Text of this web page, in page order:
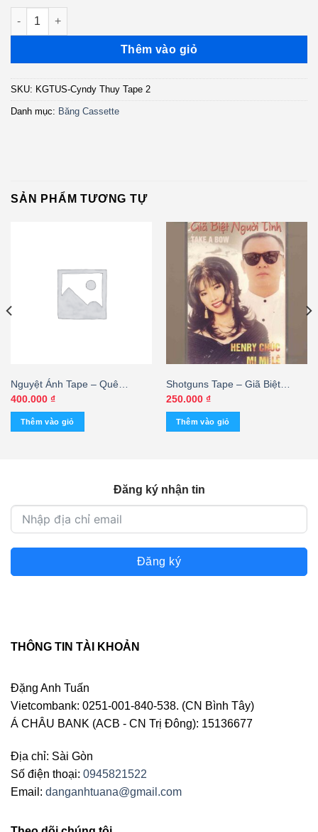
Cyndy Thủy Tape 2 - Đêm Thấy Ta Là Thác Đổ (KGTUS) số
Thêm vào giỏ
SKU: KGTUS-Cyndy Thuy Tape 2
Danh mục: Băng Cassette
SẢN PHẨM TƯƠNG TỰ
Nguyệt Ánh Tape – Quê
Hương Nhạc Tuyển 2 – Mình
Ơi Đưa Em Về Quê Hương
(KGTUS)
400.000 ₫
Thêm vào giỏ
Shotguns Tape – Giã Biệt
Người Tình – Henry Chúc – Mi
Mi Lê (KGMG)
250.000 ₫
Thêm vào giỏ
Đăng ký nhận tin
Đăng ký
THÔNG TIN TÀI KHOẢN
Đặng Anh Tuấn
Vietcombank: 0251-001-840-538. (CN Bình Tây)
Á CHÂU BANK (ACB - CN Trị Đông): 15136677
Địa chỉ: Sài Gòn
Số điện thoại: 0945821522
Email: danganhtuana@gmail.com